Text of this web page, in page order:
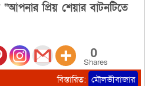
প্রিয় শেয়ার বাটনটিতে
0
Shares
বিস্তারিত: মৌলভীবাজার